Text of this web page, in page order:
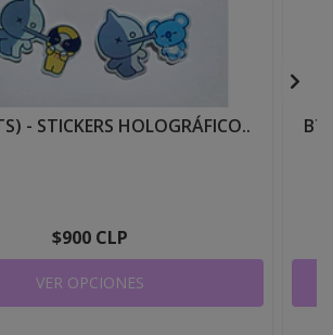
- STICKERS HOLOGRÁFICO..
$900 CLP
VER OPCIONES